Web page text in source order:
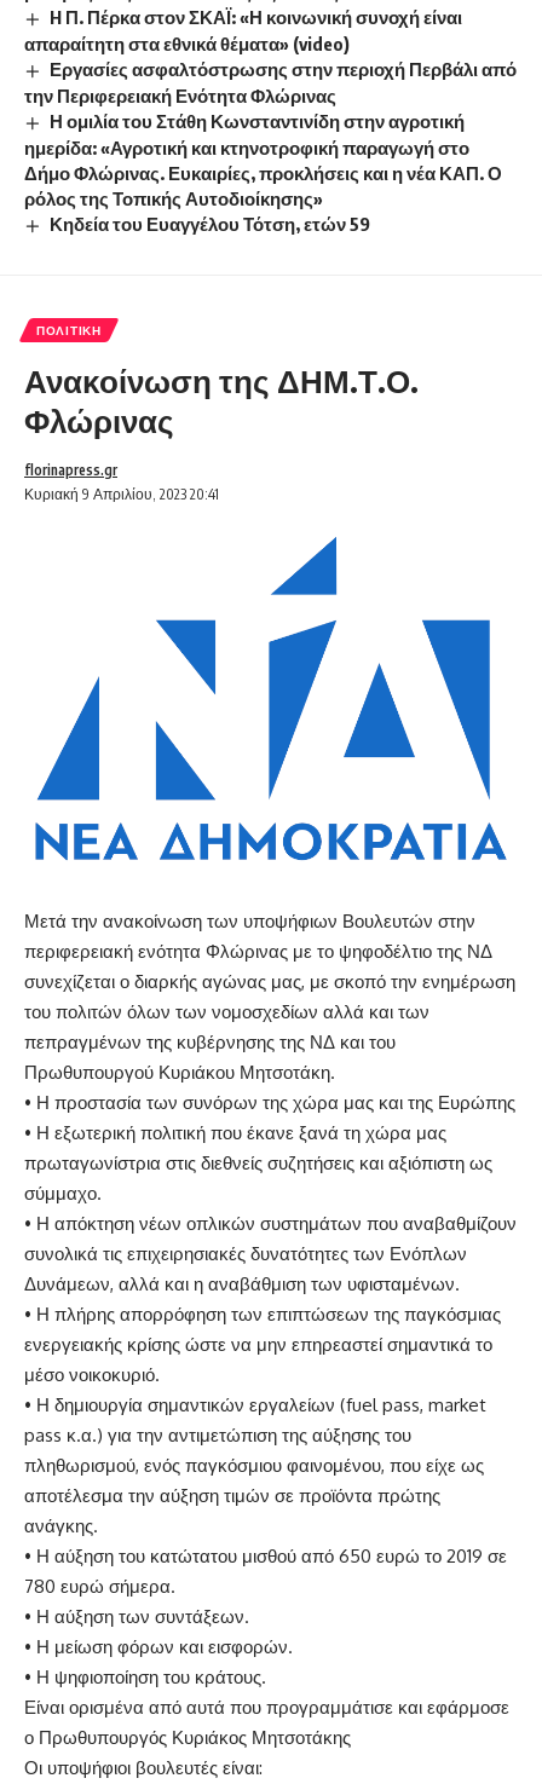
H Π. Πέρκα στον ΣΚΑΪ: «Η κοινωνική συνοχή είναι
απαραίτητη στα εθνικά θέματα» (video)
Εργασίες ασφαλτόστρωσης στην περιοχή Περβάλι από
την Περιφερειακή Ενότητα Φλώρινας
Η ομιλία του Στάθη Κωνσταντινίδη στην αγροτική
ημερίδα: «Αγροτική και κτηνοτροφική παραγωγή στο
Δήμο Φλώρινας. Ευκαιρίες, προκλήσεις και η νέα ΚΑΠ. Ο
ρόλος της Τοπικής Αυτοδιοίκησης»
Κηδεία του Ευαγγέλου Τότση, ετών 59
ΠΟΛΙΤΙΚΉ
Ανακοίνωση της ΔΗΜ.Τ.Ο.
Φλώρινας
Κυριακή 9 Απριλίου, 2023 20:41
florinapress.gr
Μετά την ανακοίνωση των υποψήφιων Βουλευτών στην
περιφερειακή ενότητα Φλώρινας με το ψηφοδέλτιο της ΝΔ
συνεχίζεται ο διαρκής αγώνας μας, με σκοπό την ενημέρωση
του πολιτών όλων των νομοσχεδίων αλλά και των
πεπραγμένων της κυβέρνησης της ΝΔ και του
Πρωθυπουργού Κυριάκου Μητσοτάκη.
• Η προστασία των συνόρων της χώρα μας και της Ευρώπης
• Η εξωτερική πολιτική που έκανε ξανά τη χώρα μας
πρωταγωνίστρια στις διεθνείς συζητήσεις και αξιόπιστη ως
σύμμαχο.
• Η απόκτηση νέων οπλικών συστημάτων που αναβαθμίζουν
συνολικά τις επιχειρησιακές δυνατότητες των Ενόπλων
Δυνάμεων, αλλά και η αναβάθμιση των υφισταμένων.
• Η πλήρης απορρόφηση των επιπτώσεων της παγκόσμιας
ενεργειακής κρίσης ώστε να μην επηρεαστεί σημαντικά το
μέσο νοικοκυριό.
• Η δημιουργία σημαντικών εργαλείων (fuel pass, market
pass κ.α.) για την αντιμετώπιση της αύξησης του
πληθωρισμού, ενός παγκόσμιου φαινομένου, που είχε ως
αποτέλεσμα την αύξηση τιμών σε προϊόντα πρώτης
ανάγκης.
• Η αύξηση του κατώτατου μισθού από 650 ευρώ το 2019 σε
780 ευρώ σήμερα.
• Η αύξηση των συντάξεων.
• Η μείωση φόρων και εισφορών.
• Η ψηφιοποίηση του κράτους.
Είναι ορισμένα από αυτά που προγραμμάτισε και εφάρμοσε
ο Πρωθυπουργός Κυριάκος Μητσοτάκης
Οι υποψήφιοι βουλευτές είναι: